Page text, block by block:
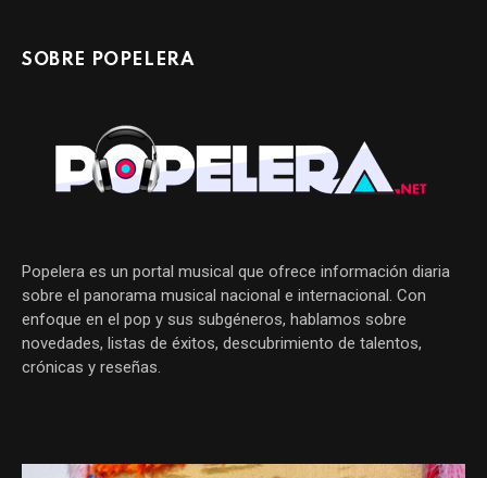
SOBRE POPELERA
Popelera es un portal musical que ofrece información diaria
sobre el panorama musical nacional e internacional. Con
enfoque en el pop y sus subgéneros, hablamos sobre
novedades, listas de éxitos, descubrimiento de talentos,
crónicas y reseñas.